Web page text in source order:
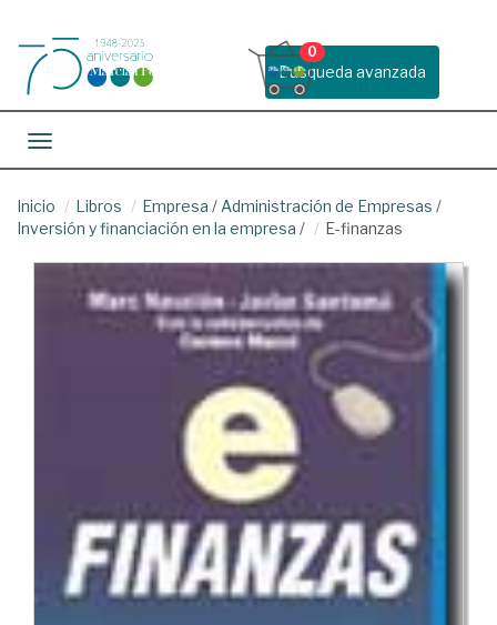
Busqueda avanzada
0
Toggle navigation
Inicio Libros Empresa / Administración de Empresas /
Inversión y financiación en la empresa / E-finanzas